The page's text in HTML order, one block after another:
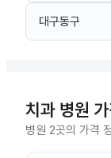
대구동구
치과 병원
병원 2곳의 가격